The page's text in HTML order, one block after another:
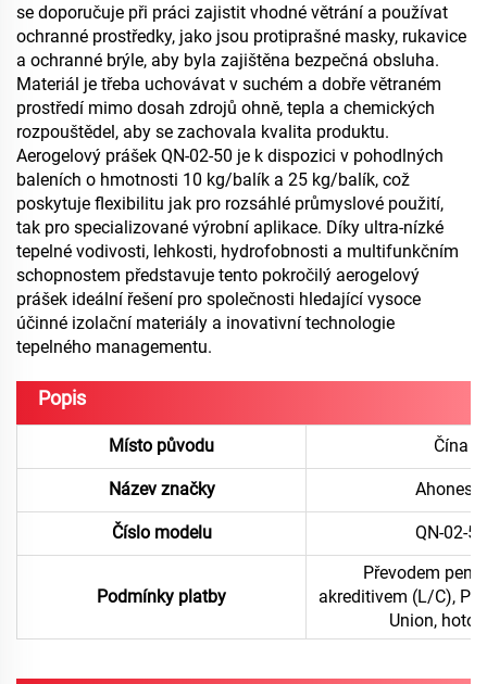
se doporučuje při práci zajistit vhodné větrání a používat
ochranné prostředky, jako jsou protiprašné masky, rukavice
a ochranné brýle, aby byla zajištěna bezpečná obsluha.
Materiál je třeba uchovávat v suchém a dobře větraném
prostředí mimo dosah zdrojů ohně, tepla a chemických
rozpouštědel, aby se zachovala kvalita produktu.
Aerogelový prášek QN-02-50 je k dispozici v pohodlných
baleních o hmotnosti 10 kg/balík a 25 kg/balík, což
poskytuje flexibilitu jak pro rozsáhlé průmyslové použití,
tak pro specializované výrobní aplikace. Díky ultra-nízké
tepelné vodivosti, lehkosti, hydrofobnosti a multifunkčním
schopnostem představuje tento pokročilý aerogelový
prášek ideální řešení pro společnosti hledající vysoce
účinné izolační materiály a inovativní technologie
tepelného managementu.
Popis
Místo původu Čína
Název značky Ahonesty
Číslo modelu QN-02-50
Podmínky platby
Převodem
akreditivem (L/C),
Union,